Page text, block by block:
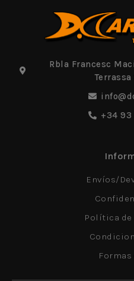
Rbla Francesc
+34 93
Envíos/
Política
Formas